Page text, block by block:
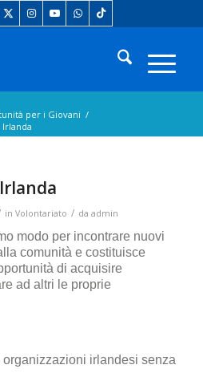
per i Giovani /
in Volontariato / da admin
modo per incontrare nuovi
comunità e costituisce
di acquisire
ad altri le proprie
irlandesi senza